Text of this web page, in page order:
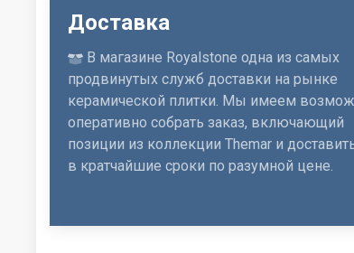
Доставка
В магазине Royalstone одна из самых
продвинутых служб доставки на рынке
керамической плитки. Мы имеем
оперативно собрать заказ, включающий
позиции из коллекции Themar и
в кратчайшие сроки по разумной цене.